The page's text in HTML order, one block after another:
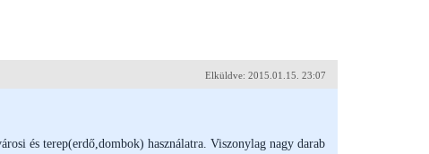
Elküldve: 2015.01.15. 23:07
és terep(erdő,dombok) használatra. Viszonylag nagy darab